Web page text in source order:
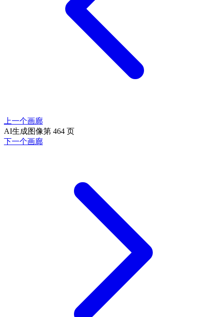
上一个画廊
AI生成图像第 464 页
下一个画廊